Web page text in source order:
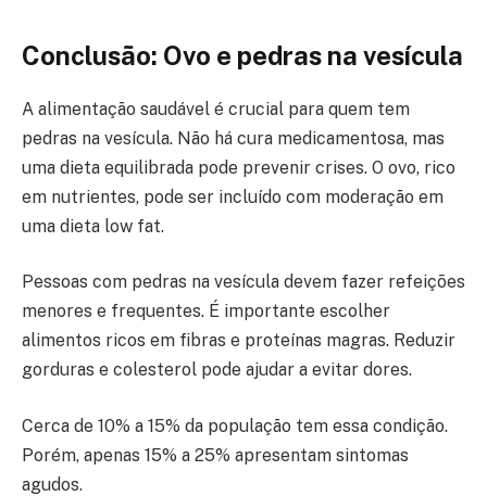
Conclusão: Ovo e pedras na vesícula
A alimentação saudável é crucial para quem tem
pedras na vesícula. Não há cura medicamentosa, mas
uma dieta equilibrada pode prevenir crises. O ovo, rico
em nutrientes, pode ser incluído com moderação em
uma dieta low fat.
Pessoas com pedras na vesícula devem fazer refeições
menores e frequentes. É importante escolher
alimentos ricos em fibras e proteínas magras. Reduzir
gorduras e colesterol pode ajudar a evitar dores.
Cerca de 10% a 15% da população tem essa condição.
Porém, apenas 15% a 25% apresentam sintomas
agudos.